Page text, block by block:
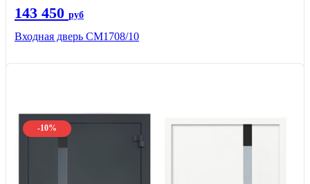
143 450 руб
Входная дверь CМ1708/10
-10%